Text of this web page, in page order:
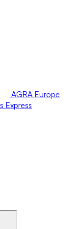
AGRA Europe
Express